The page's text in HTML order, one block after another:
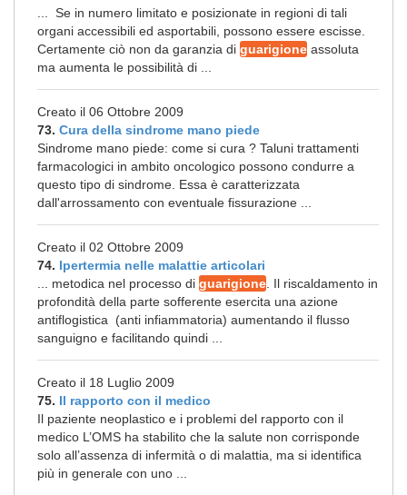
... Se in numero limitato e posizionate in regioni di tali
organi accessibili ed asportabili, possono essere escisse.
Certamente ciò non da garanzia di guarigione assoluta
ma aumenta le possibilità di ...
Creato il 06 Ottobre 2009
73. Cura della sindrome mano piede
Sindrome mano piede: come si cura ? Taluni trattamenti
farmacologici in ambito oncologico possono condurre a
questo tipo di sindrome. Essa è caratterizzata
dall'arrossamento con eventuale fissurazione ...
Creato il 02 Ottobre 2009
74. Ipertermia nelle malattie articolari
... metodica nel processo di guarigione . Il riscaldamento in
profondità della parte sofferente esercita una azione
antiflogistica (anti infiammatoria) aumentando il flusso
sanguigno e facilitando quindi ...
Creato il 18 Luglio 2009
75. Il rapporto con il medico
Il paziente neoplastico e i problemi del rapporto con il
medico L’OMS ha stabilito che la salute non corrisponde
solo all’assenza di infermità o di malattia, ma si identifica
più in generale con uno ...